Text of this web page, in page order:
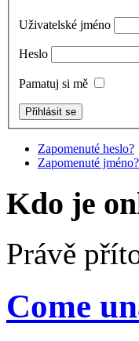
Uživatelské jméno
Heslo
Pamatuj si mě
Zapomenuté heslo?
Zapomenuté jméno?
Kdo je
Právě
Come